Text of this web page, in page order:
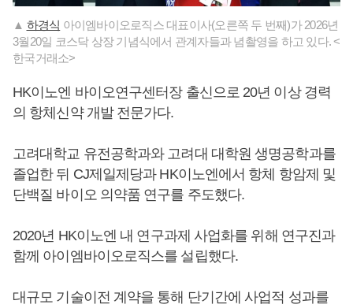
▲ 하경식 아이엠바이오로직스 대표이사(오른쪽 두 번째)가 2026년
3월20일 코스닥 상장 기념식에서 관계자들과 념촬영을 하고 있다. <
한국거래소>
HK이노엔 바이오연구센터장 출신으로 20년 이상 경력
의 항체신약 개발 전문가다.
고려대학교 유전공학과와 고려대 대학원 생명공학과를
졸업한 뒤 CJ제일제당과 HK이노엔에서 항체 항암제 및
단백질 바이오 의약품 연구를 주도했다.
2020년 HK이노엔 내 연구과제 사업화를 위해 연구진과
함께 아이엠바이오로직스를 설립했다.
대규모 기술이전 계약을 통해 단기간에 사업적 성과를